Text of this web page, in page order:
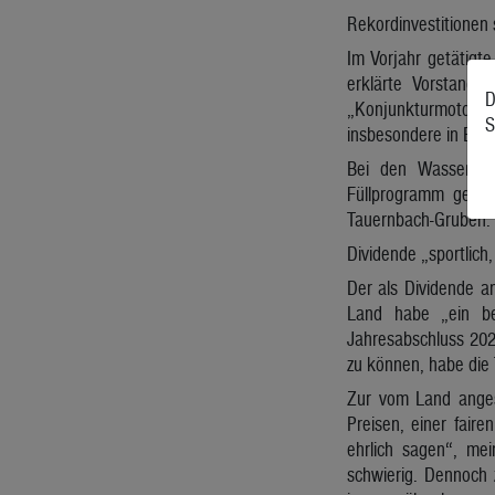
Im Vorjahr
erklärte
„Konjunkturmotor
insbesondere in
Bei den
Füllprogramm
Tauernbach-
Dividende
Der als Dividende
Land habe „ein
Jahresabschluss
zu können, habe
Zur vom Land
Preisen, einer
ehrlich sagen“,
schwierig.